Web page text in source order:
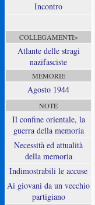
Incontro
COLLEGAMENTI>
Atlante delle stragi
nazifasciste
MEMORIE
Agosto 1944
NOTE
Il confine orientale, la
guerra della memoria
Necessità ed attualità
della memoria
Indimostrabili le accuse
Ai giovani da un vecchio
partigiano